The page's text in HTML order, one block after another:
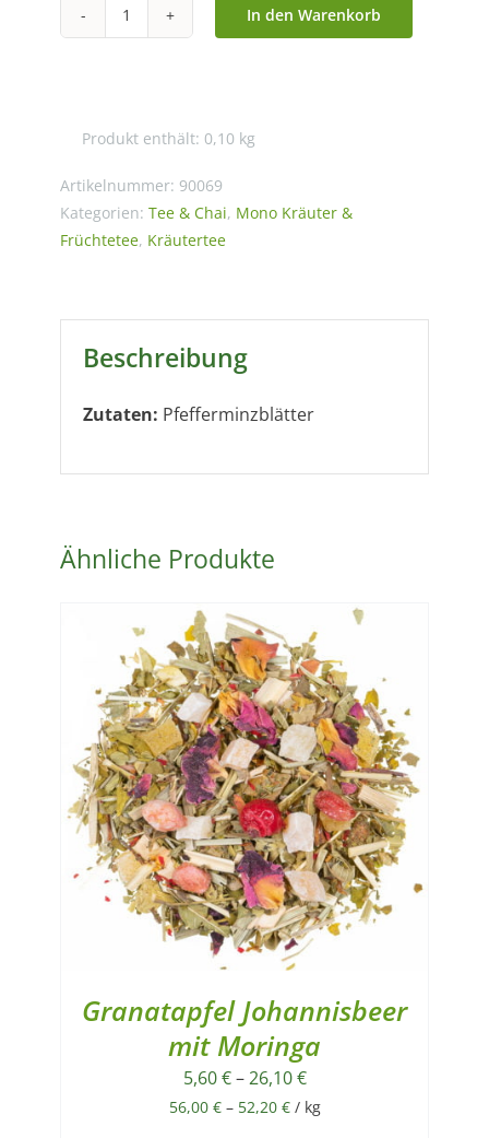
Pfefferminzblätter
In den Warenkorb
Produkt enthält: 0,10 kg
Artikelnummer: 90069
Kategorien: Tee & Chai, Mono Kräuter &
Früchtetee, Kräutertee
Beschreibung
Zutaten: Pfefferminzblätter
Ähnliche Produkte
Granatapfel Johannisbeer
mit Moringa
5,60€–26,10€
56,00 €– 52,20 €/ kg